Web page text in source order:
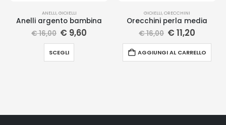
ANELLI,GIOIELLI
Anelli argento bambina
€16,00 € 9,60
SCEGLI
GIOIELLI,ORECCHINI
Orecchini perla media
€16,00 € 11,20
AGGIUNGI AL CARRELLO